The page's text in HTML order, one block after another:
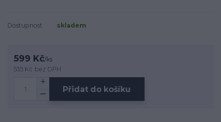
Dostupnost skladem
599 Kč/ks
535 Kč bez DPH
Přidat do košíku